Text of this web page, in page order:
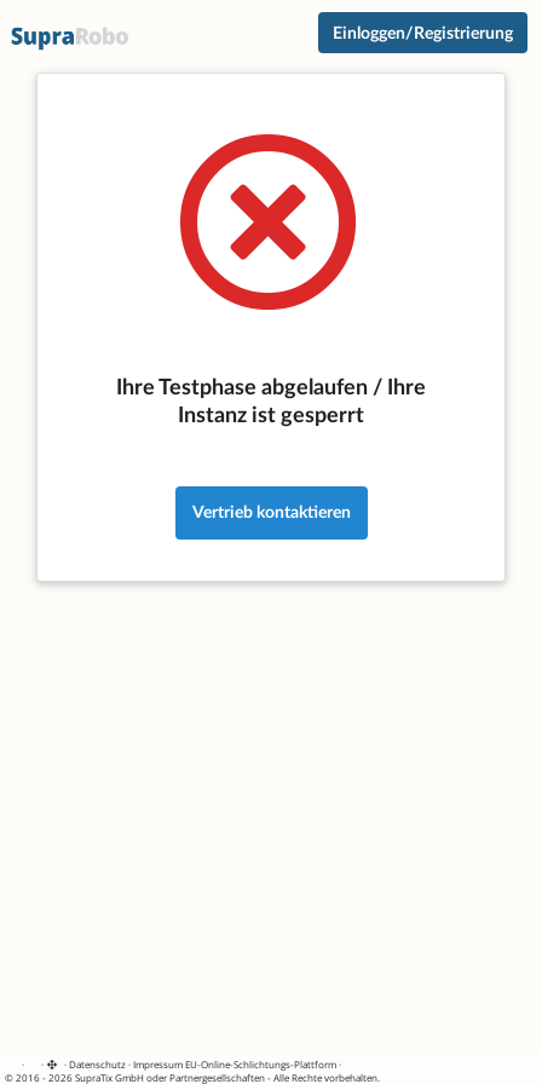
Einloggen/Registrierung
Ihre Testphase abgelaufen / Ihre
Instanz ist gesperrt
Vertrieb kontaktieren
· · ·Datenschutz·Impressum EU-Online-Schlichtungs-Plattform·
© 2016 - 2026 SupraTix GmbH oder Partnergesellschaften - Alle Rechte vorbehalten.